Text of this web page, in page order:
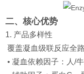
二、核心优势
1. 产品多样性
覆盖凝血级联反应全
•凝血依赖因子 ：人/牛